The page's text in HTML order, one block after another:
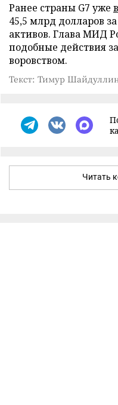
Ранее страны G7 уже
45,5 млрд долларов
активов. Глава МИД
подобные действия
воровством.
Текст: Тимур
Читать